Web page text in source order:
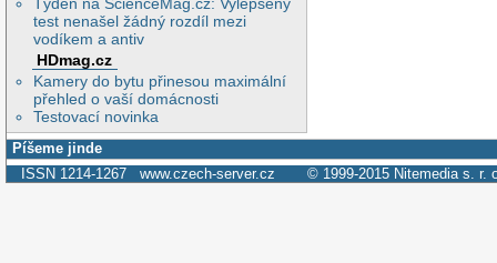
Týden na ScienceMag.cz: Vylepšený
test nenašel žádný rozdíl mezi
vodíkem a antiv
HDmag.cz
Kamery do bytu přinesou maximální
přehled o vaší domácnosti
Testovací novinka
Píšeme jinde
ISSN 1214-1267 www.czech-server.cz © 1999-2015 Nitemedia s. r.